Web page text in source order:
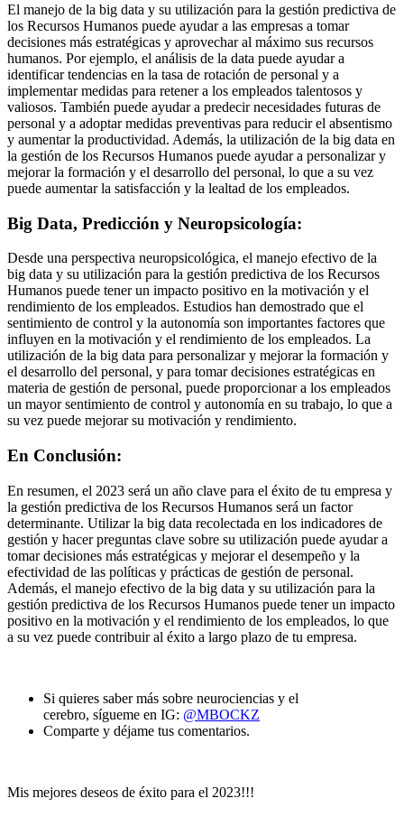
El manejo de la big data y su utilización para la gestión predictiva de
los Recursos Humanos puede ayudar a las empresas a tomar
decisiones más estratégicas y aprovechar al máximo sus recursos
humanos. Por ejemplo, el análisis de la data puede ayudar a
identificar tendencias en la tasa de rotación de personal y a
implementar medidas para retener a los empleados talentosos y
valiosos. También puede ayudar a predecir necesidades futuras de
personal y a adoptar medidas preventivas para reducir el absentismo
y aumentar la productividad. Además, la utilización de la big data en
la gestión de los Recursos Humanos puede ayudar a personalizar y
mejorar la formación y el desarrollo del personal, lo que a su vez
puede aumentar la satisfacción y la lealtad de los empleados.
Big Data, Predicción y Neuropsicología:
Desde una perspectiva neuropsicológica, el manejo efectivo de la
big data y su utilización para la gestión predictiva de los Recursos
Humanos puede tener un impacto positivo en la motivación y el
rendimiento de los empleados. Estudios han demostrado que el
sentimiento de control y la autonomía son importantes factores que
influyen en la motivación y el rendimiento de los empleados. La
utilización de la big data para personalizar y mejorar la formación y
el desarrollo del personal, y para tomar decisiones estratégicas en
materia de gestión de personal, puede proporcionar a los empleados
un mayor sentimiento de control y autonomía en su trabajo, lo que a
su vez puede mejorar su motivación y rendimiento.
En Conclusión:
En resumen, el 2023 será un año clave para el éxito de tu empresa y
la gestión predictiva de los Recursos Humanos será un factor
determinante. Utilizar la big data recolectada en los indicadores de
gestión y hacer preguntas clave sobre su utilización puede ayudar a
tomar decisiones más estratégicas y mejorar el desempeño y la
efectividad de las políticas y prácticas de gestión de personal.
Además, el manejo efectivo de la big data y su utilización para la
gestión predictiva de los Recursos Humanos puede tener un impacto
positivo en la motivación y el rendimiento de los empleados, lo que
a su vez puede contribuir al éxito a largo plazo de tu empresa.
Si quieres saber más sobre neurociencias y el
cerebro, sígueme en IG: @MBOCKZ
Comparte y déjame tus comentarios.
Mis mejores deseos de éxito para el 2023!!!